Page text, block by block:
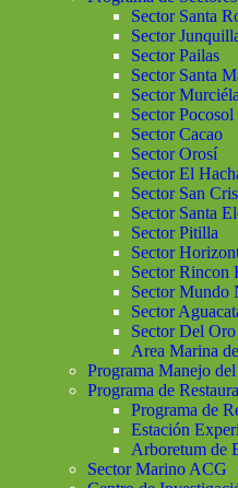
Sector Santa
Sector
Sector Pailas
Sector Santa
Sector
Sector Pocosol
Sector Cacao
Sector Orosí
Sector El
Sector San
Sector Santa
Sector Pitilla
Sector
Sector Rincon
Sector Mundo
Sector
Sector Del Oro
Area Marina
Programa Manejo
Programa de
Programa de
Estación
Arboretum de
Sector Marino ACG